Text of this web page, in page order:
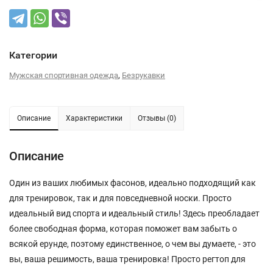
Категории
Мужская спортивная одежда, Безрукавки
Описание Характеристики Отзывы (0)
Описание
Один из ваших любимых фасонов, идеально подходящий как
для тренировок, так и для повседневной носки. Просто
идеальный вид спорта и идеальный стиль! Здесь преобладает
более свободная форма, которая поможет вам забыть о
всякой ерунде, поэтому единственное, о чем вы думаете, - это
вы, ваша решимость, ваша тренировка! Просто регтоп для